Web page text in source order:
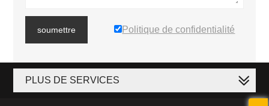
soumettre Politique de confidentialité
PLUS DE SERVICES